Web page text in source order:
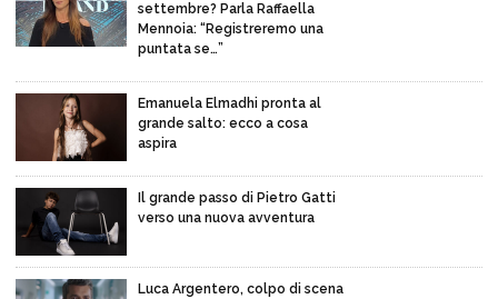
settembre? Parla Raffaella
Mennoia: “Registreremo una
puntata se…”
Emanuela Elmadhi pronta al
grande salto: ecco a cosa
aspira
Il grande passo di Pietro Gatti
verso una nuova avventura
Luca Argentero, colpo di scena